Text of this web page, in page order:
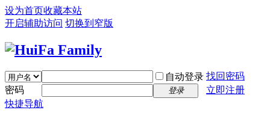
设为首页收藏本站
开启辅助访问 切换到窄版
自动登录 找回密码
密码
登录
立即注册
快捷导航